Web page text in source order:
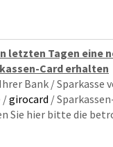
letzten Tagen eine
Card erhalten
Bank / Sparkasse
/girocard /
Sie hier bitte die